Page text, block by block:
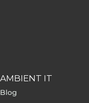
AMBIENT IT
Blog